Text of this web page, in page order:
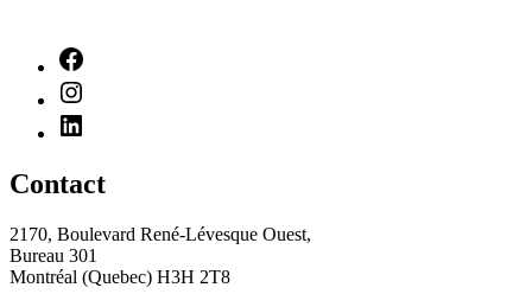
Contact
2170, Boulevard René-Lévesque Ouest,
Bureau 301
Montréal (Quebec) H3H 2T8